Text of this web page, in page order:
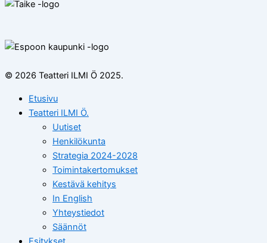
© 2026 Teatteri ILMI Ö 2025.
Etusivu
Teatteri ILMI Ö.
Uutiset
Henkilökunta
Strategia 2024-2028
Toimintakertomukset
Kestävä kehitys
In English
Yhteystiedot
Säännöt